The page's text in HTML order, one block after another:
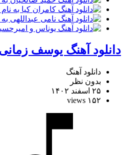
دانلود آهنگ یوسف
دانلود آهنگ
بدون نظر
۲۵ اسفند ۱۴۰۲
۱۵۲ views